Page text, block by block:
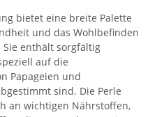
bietet eine breite Palette
und das Wohlbefinden
enthält sorgfältig
auf die
Papageien und
sind. Die Perle
an wichtigen Nährstoffen,